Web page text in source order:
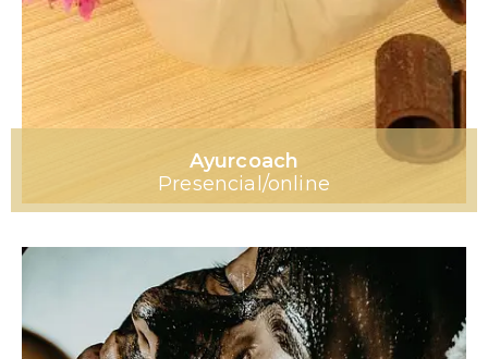
Ayurcoach
Presencial/online